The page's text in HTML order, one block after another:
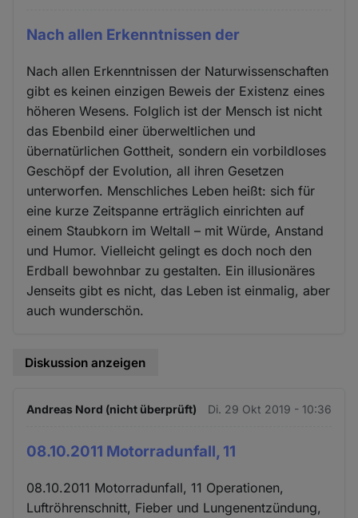
Nach allen Erkenntnissen der
Nach allen Erkenntnissen der Naturwissenschaften
gibt es keinen einzigen Beweis der Existenz eines
höheren Wesens. Folglich ist der Mensch ist nicht
das Ebenbild einer überweltlichen und
übernatürlichen Gottheit, sondern ein vorbildloses
Geschöpf der Evolution, all ihren Gesetzen
unterworfen. Menschliches Leben heißt: sich für
eine kurze Zeitspanne erträglich einrichten auf
einem Staubkorn im Weltall – mit Würde, Anstand
und Humor. Vielleicht gelingt es doch noch den
Erdball bewohnbar zu gestalten. Ein illusionäres
Jenseits gibt es nicht, das Leben ist einmalig, aber
auch wunderschön.
Diskussion anzeigen
Andreas Nord (nicht überprüft) Di. 29 Okt 2019 - 10:36
08.10.2011 Motorradunfall, 11
08.10.2011 Motorradunfall, 11 Operationen,
Luftröhrenschnitt, Fieber und Lungenentzündung,